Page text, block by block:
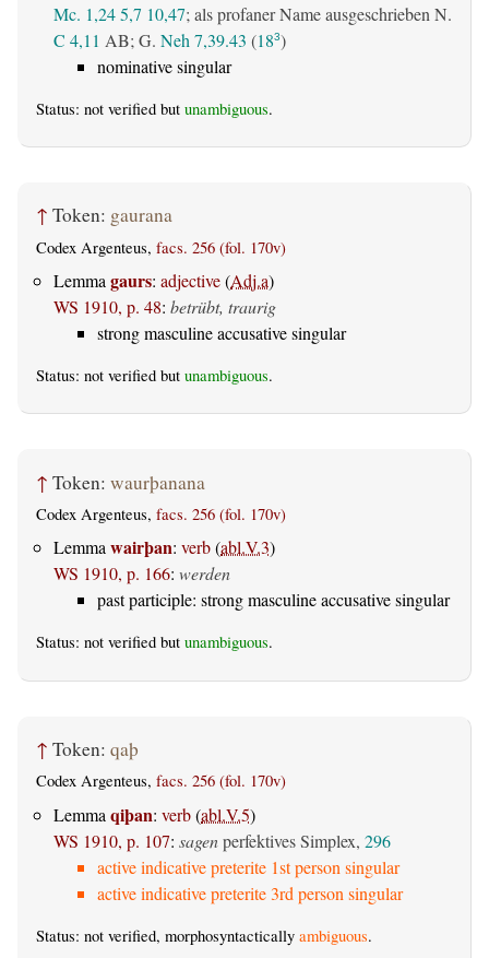
Mc. 1,245,7 10,47; als profaner Name ausgeschrieben N.
C 4,11 AB; G. Neh 7,39.43 (183)
nominative singular
Status: not verified but unambiguous.
↑ Token: gaurana
Codex Argenteus, facs. 256 (fol. 170v)
Lemma gaurs: adjective(Adj.a)
WS 1910, p. 48: betrübt, traurig
strong masculine accusative singular
Status: not verified but unambiguous.
↑ Token: waurþanana
Codex Argenteus, facs. 256 (fol. 170v)
Lemmawairþan: verb(abl.V.3)
WS 1910, p. 166: werden
past participle: strong masculine accusative singular
Status: not verified but unambiguous.
↑ Token: qaþ
Codex Argenteus, facs. 256 (fol. 170v)
Lemma qiþan: verb(abl.V.5)
WS 1910, p. 107: sagenperfektives Simplex, 296
active indicative preterite 1st person singular
active indicative preterite 3rd person singular
Status: not verified, morphosyntactically ambiguous.